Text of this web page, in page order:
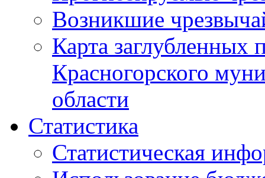
Возникшие
Карта
Красногорского
области
Статистика
Статистическая